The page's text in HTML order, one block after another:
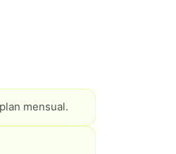
mensual.